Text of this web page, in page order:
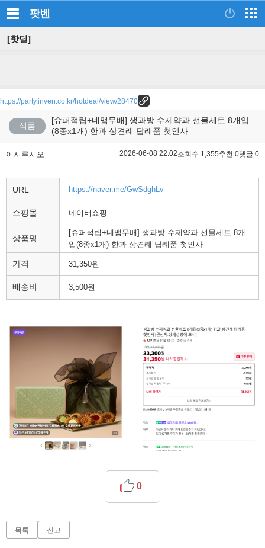
팟벤
[핫딜]
https://party.inven.co.kr/hotdeal/view/28470
식품
[슈퍼적립+네맴무배] 생과방 수제약과 선물세트 8개입
(8종x1개) 한과 상견례 답례품 첫인사
이시루시오 2026-06-08 22:02조회수 1,355추천 0댓글 0
URL https://naver.me/GwSdghLv
쇼핑몰 네이버쇼핑
상품명
[슈퍼적립+네맴무배] 생과방 수제약과 선물세트 8개
입(8종x1개) 한과 상견례 답례품 첫인사
가격 31,350원
배송비 3,500원
0
목록 신고